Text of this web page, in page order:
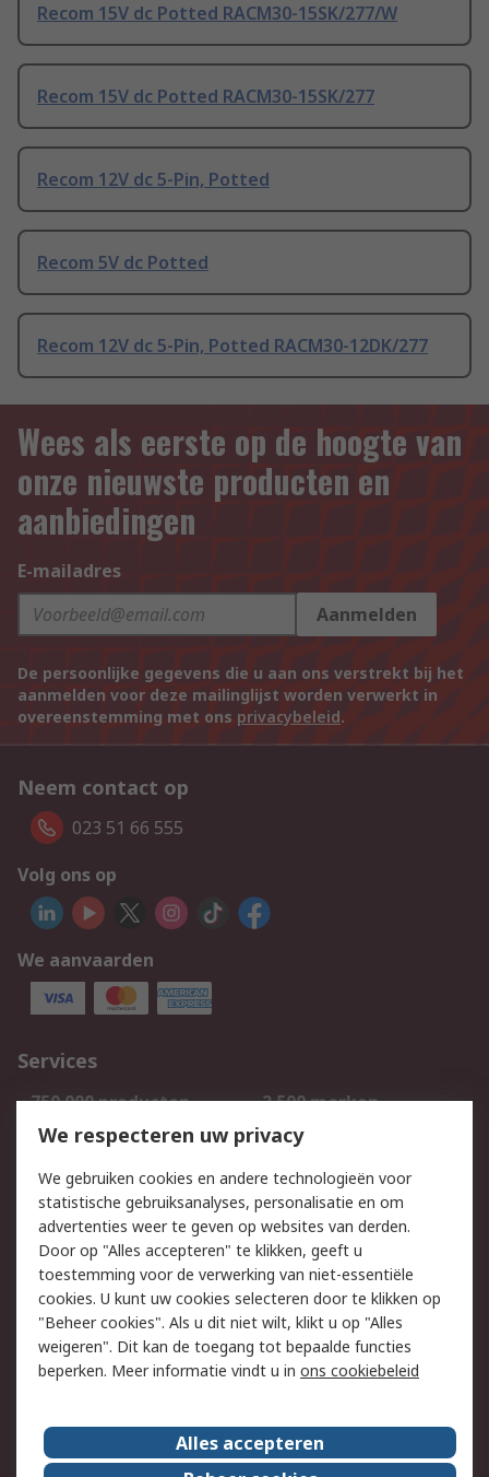
Recom 15V dc Potted RACM30-15SK/277/W
Recom 15V dc Potted RACM30-15SK/277
Recom 12V dc 5-Pin, Potted
Recom 5V dc Potted
Recom 12V dc 5-Pin, Potted RACM30-12DK/277
Wees als eerste op de hoogte van
onze nieuwste producten en
aanbiedingen
E-mailadres
Aanmelden
De persoonlijke gegevens die u aan ons verstrekt bij het
aanmelden voor deze mailinglijst worden verwerkt in
overeenstemming met ons privacybeleid.
Neem contact op
023 51 66 555
Volg ons op
We aanvaarden
Services
750.000 producten
2.500 merken
Bestellen
Inkoopoplossingen
Track & Trace
Wettelijk
Cookiebeleid
Email veiligheid
Privacybeleid
Websitevoorwaarden
Algemene
verkoopvoorwaarden
Over RS
We respecteren uw privacy
We gebruiken cookies en andere technologieën voor
statistische gebruiksanalyses, personalisatie en om
advertenties weer te geven op websites van derden.
Door op "Alles accepteren" te klikken, geeft u
toestemming voor de verwerking van niet-essentiële
cookies. U kunt uw cookies selecteren door te klikken op
"Beheer cookies". Als u dit niet wilt, klikt u op "Alles
weigeren". Dit kan de toegang tot bepaalde functies
beperken. Meer informatie vindt u in ons cookiebeleid
Alles accepteren